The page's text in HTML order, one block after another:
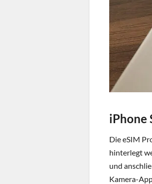
iPhone
Die eSIM
hinterlegt
und
Kamera-